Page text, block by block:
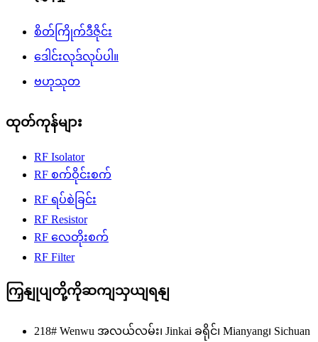
စိတ်ကြိုက်ဒီဇိုင်း
ဒေါင်းလုဒ်လုပ်ပါ။
ဗဟုသုတ
ထုတ်ကုန်များ
RF Isolator
RF စက်ဝိုင်းစက်
RF ရပ်စဲခြင်း
RF Resistor
RF လေတိုးစက်
RF Filter
ကြှနျုပျတို့ကိုဆကျသှယျရနျ
218# Wenwu အလယ်လမ်း၊ Jinkai ခရိုင်၊ Mianyang၊ Sichuan